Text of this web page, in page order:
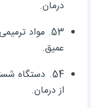
درمان.
53. مواد
عمیق.
54. دستگاه
از درمان.